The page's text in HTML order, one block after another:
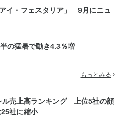
イ・フェスタリア」 9月にニュ
の猛暑で動き4.3％増
もっとみる
ル売上高ランキング 上位5社の顔
社に縮小